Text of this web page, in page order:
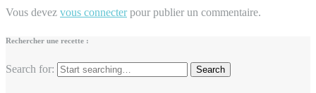
Vous devez vous connecterpour publier un commentaire.
Rechercher une recette :
Search for: